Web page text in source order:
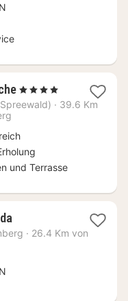
1
Nacht
€
, 4 Sterne
· 39.6 Km
und Terrasse
1
Nacht
ab
· 26.4 Km von